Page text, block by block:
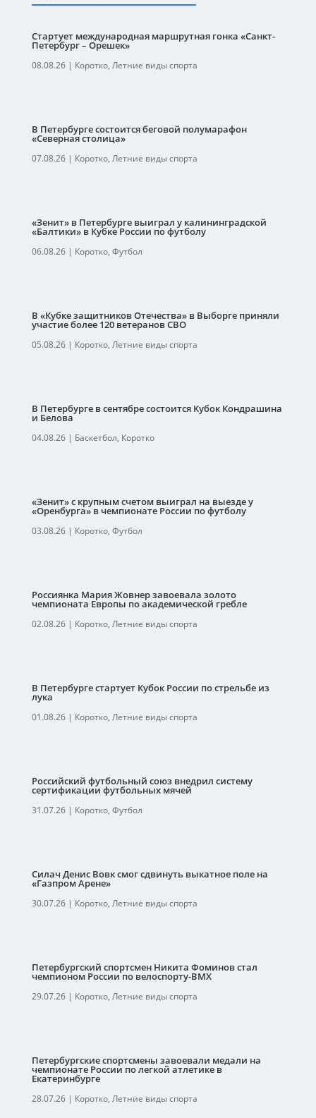
Стартует международная маршрутная гонка «Санкт-
Петербург – Орешек»
08.08.26| Коротко, Летние виды спорта
В Петербурге состоится беговой полумарафон
«Северная столица»
07.08.26| Коротко, Летние виды спорта
«Зенит» в Петербурге выиграл у калининградской
«Балтики» в Кубке России по футболу
06.08.26| Коротко, Футбол
В «Кубке защитников Отечества» в Выборге приняли
участие более 120 ветеранов СВО
05.08.26| Коротко, Летние виды спорта
В Петербурге в сентябре состоится Кубок Кондрашина
и Белова
04.08.26| Баскетбол, Коротко
«Зенит» с крупным счетом выиграл на выезде у
«Оренбурга» в чемпионате России по футболу
03.08.26| Коротко, Футбол
Россиянка Мария Жовнер завоевала золото
чемпионата Европы по академической гребле
02.08.26| Коротко, Летние виды спорта
В Петербурге стартует Кубок России по стрельбе из
лука
01.08.26| Коротко, Летние виды спорта
Российский футбольный союз внедрил систему
сертификации футбольных мячей
31.07.26| Коротко, Футбол
Силач Денис Вовк смог сдвинуть выкатное поле на
«Газпром Арене»
30.07.26| Коротко, Летние виды спорта
Петербургский спортсмен Никита Фоминов стал
чемпионом России по велоспорту-ВМХ
29.07.26| Коротко, Летние виды спорта
Петербургские спортсмены завоевали медали на
чемпионате России по легкой атлетике в
Екатеринбурге
28.07.26| Коротко, Летние виды спорта